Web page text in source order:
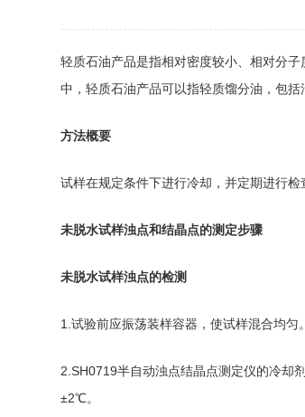
轻质石油产品是指相对密度较小、相对分
中，轻质石油产品可以指轻质馏分油，包
方法概要
试样在规定条件下进行冷却，并定期进行
未脱水试样浊点和结晶点的测定步骤
未脱水试样浊点的检测
1.试验前应振荡装样容器，使试样混合均匀。
2.SH0719半自动浊点结晶点测定仪的冷却
±2℃。